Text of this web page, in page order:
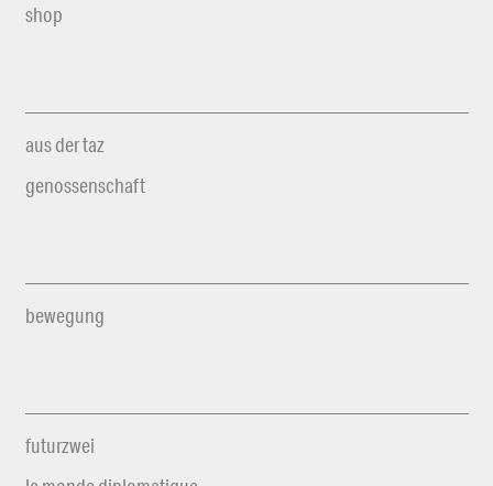
shop
aus der taz
genossenschaft
bewegung
futurzwei